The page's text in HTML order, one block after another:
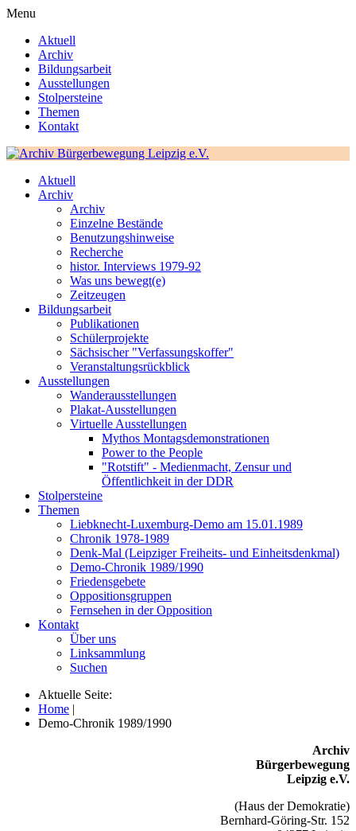
Menu
Aktuell
Archiv
Bildungsarbeit
Ausstellungen
Stolpersteine
Themen
Kontakt
Aktuell
Archiv
Archiv
Einzelne Bestände
Benutzungshinweise
Recherche
histor. Interviews 1979-92
Was uns bewegt(e)
Zeitzeugen
Bildungsarbeit
Publikationen
Schülerprojekte
Sächsischer "Verfassungskoffer"
Veranstaltungsrückblick
Ausstellungen
Wanderausstellungen
Plakat-Ausstellungen
Virtuelle Ausstellungen
Mythos Montagsdemonstrationen
Power to the People
"Rotstift" - Medienmacht, Zensur und
Öffentlichkeit in der DDR
Stolpersteine
Themen
Liebknecht-Luxemburg-Demo am 15.01.1989
Chronik 1978-1989
Denk-Mal (Leipziger Freiheits- und Einheitsdenkmal)
Demo-Chronik 1989/1990
Friedensgebete
Oppositionsgruppen
Fernsehen in der Opposition
Kontakt
Über uns
Linksammlung
Suchen
Aktuelle Seite:
Home |
Demo-Chronik 1989/1990
Archiv
Bürgerbewegung
Leipzig e.V.
(Haus der Demokratie)
Bernhard-Göring-Str. 152